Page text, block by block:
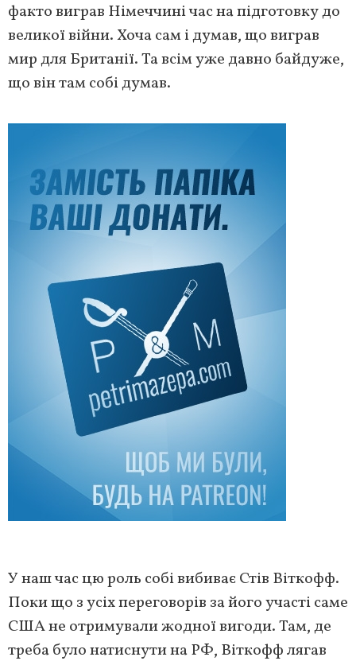
факто виграв Німеччині час на підготовку до
великої війни. Хоча сам і думав, що виграв
мир для Британії. Та всім уже давно байдуже,
що він там собі думав.
У наш час цю роль собі вибиває Стів Віткофф.
Поки що з усіх переговорів за його участі саме
США не отримували жодної вигоди. Там, де
треба було натиснути на РФ, Віткофф лягав